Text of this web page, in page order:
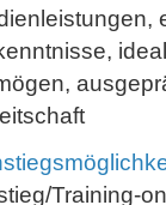
Training-